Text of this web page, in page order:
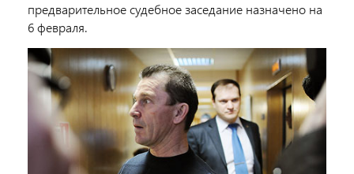
предварительное судебное заседание назначено на
6 февраля.